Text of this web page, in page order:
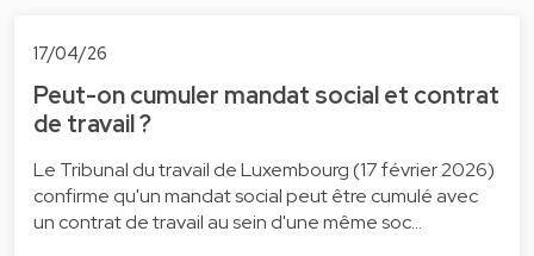
17/04/26
Peut-on cumuler mandat social et contrat
de travail ?
Le Tribunal du travail de Luxembourg (17 février 2026)
confirme qu'un mandat social peut être cumulé avec
un contrat de travail au sein d'une même soc…